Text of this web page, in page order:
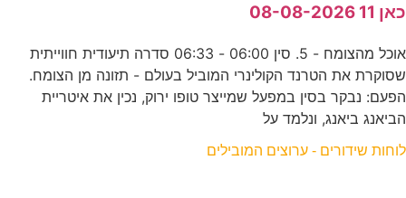
כאן 11 08-08-2026
אוכל מהצומח - 5. סין 06:00 - 06:33 סדרה תיעודית חווייתית
שסוקרת את הטרנד הקולינרי המוביל בעולם - תזונה מן הצומח.
הפעם: נבקר בסין במפעל שמייצר טופו ירוק, נכין את איטריית
הביאנג ביאנג, ונלמד על
לוחות שידורים - ערוצים המובילים